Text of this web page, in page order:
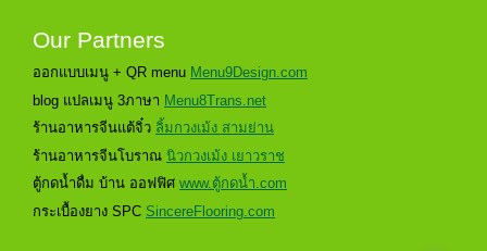
Our Partners
ออกแบบเมนู + QR menu Menu9Design.com
blog แปลเมนู 3ภาษา Menu8Trans.net
ร้านอาหารจีนแต้จิ๋ว ลิ้มกวงเม้ง สามย่าน
ร้านอาหารจีนโบราณ นิวกวงเม้ง เยาวราช
ตู้กดน้ำดื่ม บ้าน ออฟฟิศ www.ตู้กดน้ำ.com
กระเบื้องยาง SPC SincereFlooring.com